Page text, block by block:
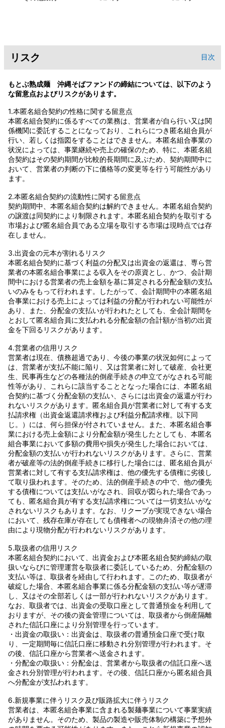
リスク 目次
もとぶ熟成麺 沖縄そばファンドの締結については、以下のよう
な留意点およびリスクがあります。
1.本匿名組合契約の性格に関する留意点
本匿名組合契約に係るすべての業務は、営業者が自ら行い又は関
係機関に委託することになっており、これらにつき匿名組合員が
行い、若しくは指図をすることはできません。本匿名組合事業の
状況によっては、事業継続や売上の確保のため、特に、本匿名組
合契約はその契約期間が比較的長期間に及ぶため、契約期間中に
おいて、営業者の判断の下に価格等の変更等を行う可能性があり
ます。
2.本匿名組合契約の流動性に関する留意点
契約期間中、本匿名組合契約は解約できません。本匿名組合契約
の譲渡は同契約により制限されます。本匿名組合契約を取引する
市場および匿名組合員である立場を取引する市場は現時点では存
在しません。
3.出資金の元本が割れるリスク
本匿名組合契約に基づく利益の分配又は出資金の返還は、専ら営
業者の本匿名組合事業による収入をその原資とし、かつ、会計期
間中における営業者の売上金額を基に算定される分配金額の支払
いのみをもって行われます。したがって、会計期間中の本匿名組
合事業における売上によっては利益の分配が行われない可能性が
あり、また、分配金の支払いが行われたとしても、全会計期間を
とおして匿名組合員に支払われる分配金額の合計額が当初の出資
金を下回るリスクがあります。
4.営業者の信用リスク
営業者は現在、債務超過であり、今後の事業の状況如何によって
は、営業者が支払不能に陥り、又は営業者に対して破産、会社更
生、民事再生などの各種法的倒産手続きの申立てがなされる可能
性等があり、これらに該当することとなった場合には、本匿名組
合契約に基づく分配金額の支払い、さらには出資金の返還が行わ
れないリスクがあります。匿名組合員が営業者に対して有する支
払請求権（出資金返還請求権および利益分配請求権。以下同
じ。）には、何ら担保が付されていません。また、本匿名組合事
業における売上金額により分配金額が発生したとしても、本匿名
組合事業において多額の費用や損失が発生した場合においては、
分配金額の支払いが行われないリスクがあります。さらに、営業
者が破産等の法的倒産手続きに移行した場合には、匿名組合員が
営業者に対して有する支払請求権は、他の優先する債権に劣後し
て取り扱われます。そのため、法的倒産手続きの中で、他の優先
する債権については支払いがなされ、回収が図られた場合であっ
ても、匿名組合員が有する支払請求権については一切支払いがな
されないリスクもあります。なお、リクープが実現できない場合
において、残存在庫が存在しても債権者への現物弁済その他の理
由により現物分配が行われないリスクがあります。
5.取扱者の信用リスク
本匿名組合契約において、出資金および本匿名組合契約締結の取
扱いならびに管理運営を取扱者に委託しているため、分配金額の
支払い等は、取扱者を経由して行われます。このため、取扱者が
破綻した場合、本匿名組合事業に係る分配金額の支払い等が遅滞
し、又はその全部若しくは一部が行われないリスクがあります。
なお、取扱者では、出資金の受取口座として普通預金を利用して
おりますが、その後の資金管理については、取扱者から倒産隔離
された信託口座により分別管理を行っています。
・出資金の取扱い：出資金は、取扱者の普通預金口座で受け取
り、一定期間毎に信託口座に移動され分別管理が行われます。そ
の後、信託口座から営業者へ送金されます。
・分配金の取扱い：分配金は、営業者から取扱者の信託口座へ送
金され分別管理が行われます。その後、信託口座から匿名組合員
へ分配金が支払われます。
6.新規事業に伴うリスク及び販路拡大に伴うリスク
営業者は、本匿名組合事業に含まれる製麺事業について事業実績
がありません。そのため、製品の製造や販売体制の構築に予想外